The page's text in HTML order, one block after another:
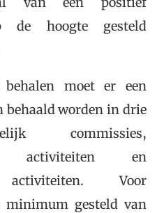
de hoogte gesteld
moet er een
worden in drie
commissies,
activiteiten en
activiteiten. Voor
minimum gesteld van